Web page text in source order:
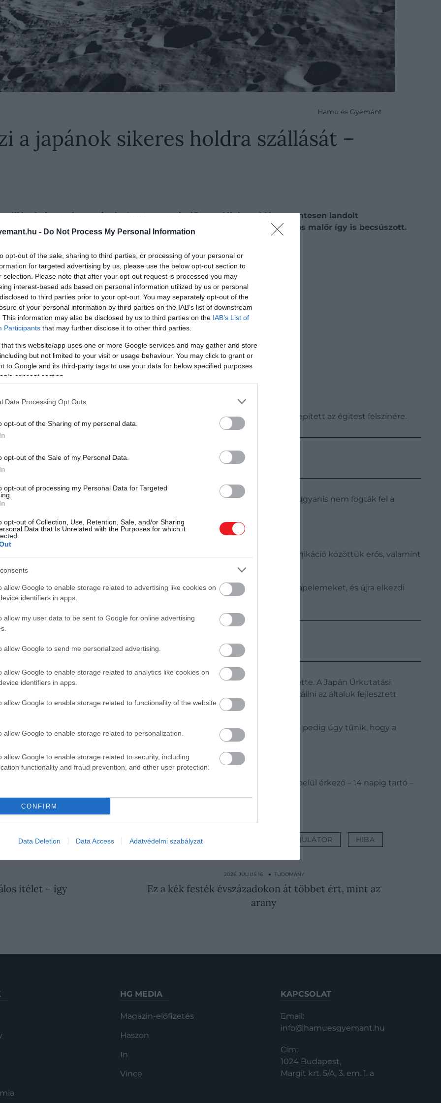
- Do Not Process My Personal Information
opt-out of the sale, sharing to third parties, or processing of your personal or
for targeted advertising by us, please use the below opt-out section to
selection. Please note that after your opt-out request is processed you may
interest-based ads based on personal information utilized by us or personal
to third parties prior to your opt-out. You may separately opt-out of the
of your personal information by third parties on the IAB’s list of downstream
This information may also be disclosed by us to third parties on the IAB’s List of
Participants that may further disclose it to other third parties.
that this website/app uses one or more Google services and may gather and store
but not limited to your visit or usage behaviour. You may click to grant or
to Google and its third-party tags to use your data for below specified purposes
consent section.
Data Processing Opt Outs
opt-out of the Sharing of my personal data.
opt-out of the Sale of my Personal Data.
opt-out of processing my Personal Data for Targeted
opt-out of Collection, Use, Retention, Sale, and/or Sharing
Data that Is Unrelated with the Purposes for which it
allow Google to enable storage related to advertising like cookies on
identifiers in apps.
allow my user data to be sent to Google for online advertising
allow Google to send me personalized advertising.
allow Google to enable storage related to analytics like cookies on
identifiers in apps.
allow Google to enable storage related to functionality of the website
allow Google to enable storage related to personalization.
allow Google to enable storage related to security, including
functionality and fraud prevention, and other user protection.
CONFIRM
Data Deletion Data Access Adatvédelmi szabályzat
Hamu és Gyémánt
a japánok sikeres holdra szállását –
hajtott végre, miután SLIM nevet viselő szondájuk problémamentesen landolt
kiszámolt érkezési pozíciót tartotta a japánok űreszköze, egy súlyos malőr így is becsúszott.
19-én, pénteken sikeresen leszállt a Holdra, majd két kis holdjárót telepített az égitest felszínére.
holdprogramja
hogy valami furcsa dolog történhetett leszálláskor, a napelemek ugyanis nem fogták fel a
A rejtélyt végül az egyik miniholdjáró által készült kép fejtette meg.
a napfény energiáját.
helyezték
, amíg a két kis robot körbe nem járja a környéket. A kommunikáció közöttük erős, valamint
a napfény dőlésszögének változása még ebben a helyzetben is eléri a napelemeket, és újra elkezdi
szerinta napelemek jelenleg nyugat felé néznek.
hogy lehetővé tegyék a világűrben való életet
hogy nem volt sikeres a küldetés, a SLIM a fő célját már így is teljesítette. A Japán Űrkutatási
a Holdra, hogy megmutassa, milyen hihetetlen pontossággal képes leszállni az általuk fejlesztett
méteres körzetébe hajtsák végre a landolást. A jelenlegi adatsorok alapján pedig úgy tűnik, hogy a
leszállóhelye egy húsz kilométerszer öt kilométeres ellipszis volt.
függ attól, hogy a szonda még mennyi energiát tud szerezni a pár napon belül érkező – 14 napig tartó –
CSILLAGÁSZAT MISSZIÓ EXPEDÍCIÓ AKKUMULÁTOR HIBA
ítélet – így
2026. JÚLIUS 16. ● TUDOMÁNY
Ez a kék festék évszázadokon át többet ért, mint az
arany
HG MEDIA
Magazin-előfizetés
Haszon
In
Vince
KAPCSOLAT
Email:
info@hamuesgyemant.hu
Cím:
1024 Budapest,
Margit krt. 5/A, 3. em. 1. a